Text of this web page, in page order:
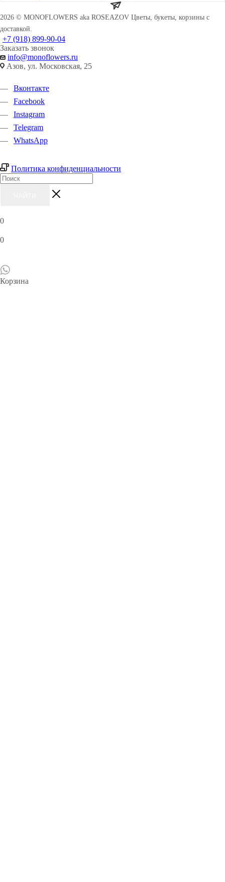
2026 © MONOFLOWERS aka ROSEAZOV Цветы, букеты, корзины с
доставкой.
+7 (918) 899-90-04
Заказать звонок
info@monoflowers.ru
Азов, ул. Московская, 25
Вконтакте
Facebook
Instagram
Telegram
WhatsApp
Политика конфиденциальности
0
0
Корзина